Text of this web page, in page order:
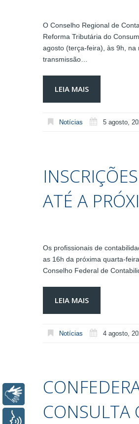
O Conselho Regional de
Reforma Tributária do
agosto (terça-feira), às 9h, na
transmissão…
LEIA MAIS
Notícias 5 agosto,
ATÉ A
Os profissionais de
as 16h da próxima quarta-
Conselho Federal de
LEIA MAIS
Notícias 4 agosto,
CONSULTA
Libras
Voz